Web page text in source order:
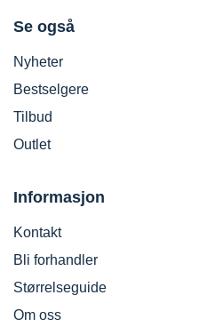
Se også
Nyheter
Bestselgere
Tilbud
Outlet
Informasjon
Kontakt
Bli forhandler
Størrelseguide
Om oss